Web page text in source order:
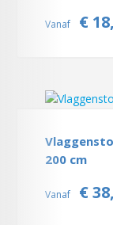
Vanaf €
200 cm
Vanaf €